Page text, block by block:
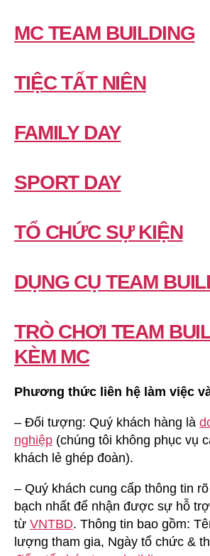
MC TEAM BUILDING
TIỆC TẤT NIÊN
FAMILY DAY
SPORT DAY
TỔ CHỨC SỰ KIỆN
DỤNG CỤ TEAM
TRÒ CHƠI TEAM
KÈM MC
Phương thức liên hệ làm việc
– Đối tượng: Quý khách hàng là
nghiệp (chúng tôi không phục vụ
khách lẻ ghép đoàn).
– Quý khách cung cấp thông tin
bạch nhất để nhận được sự hỗ
từ VNTBD. Thông tin bao gồm:
lượng tham gia, Ngày tổ chức &